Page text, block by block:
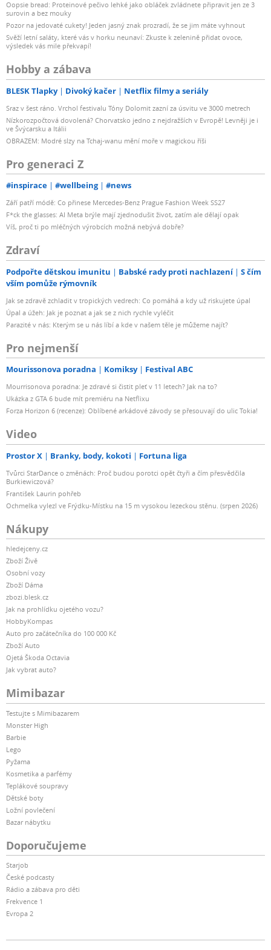
Oopsie bread: Proteinové pečivo lehké jako obláček zvládnete připravit jen ze 3
surovin a bez mouky
Pozor na jedovaté cukety! Jeden jasný znak prozradí, že se jim máte vyhnout
Svěží letní saláty, které vás v horku neunaví: Zkuste k zelenině přidat ovoce,
výsledek vás mile překvapí!
Hobby a zábava
BLESK Tlapky Divoký kačer Netflix filmy a seriály
Sraz v šest ráno. Vrchol festivalu Tóny Dolomit zazní za úsvitu ve 3000 metrech
Nízkorozpočtová dovolená? Chorvatsko jedno z nejdražších v Evropě! Levněji je i
ve Švýcarsku a Itálii
OBRAZEM: Modré slzy na Tchaj-wanu mění moře v magickou říši
Pro generaci Z
#inspirace #wellbeing #news
Září patří módě: Co přinese Mercedes-Benz Prague Fashion Week SS27
F*ck the glasses: AI Meta brýle mají zjednodušit život, zatím ale dělají opak
Víš, proč ti po mléčných výrobcích možná nebývá dobře?
Zdraví
Podpořte dětskou imunitu Babské rady proti nachlazení
S čím
vším pomůže rýmovník
Jak se zdravě zchladit v tropických vedrech: Co pomáhá a kdy už riskujete úpal
Úpal a úžeh: Jak je poznat a jak se z nich rychle vyléčit
Parazité v nás: Kterým se u nás líbí a kde v našem těle je můžeme najít?
Pro nejmenší
Mourissonova poradna Komiksy Festival ABC
Mourrisonova poradna: Je zdravé si čistit pleť v 11 letech? Jak na to?
Ukázka z GTA 6 bude mít premiéru na Netflixu
Forza Horizon 6 (recenze): Oblíbené arkádové závody se přesouvají do ulic Tokia!
Video
Prostor X Branky, body, kokoti Fortuna liga
Tvůrci StarDance o změnách: Proč budou porotci opět čtyři a čím přesvědčila
Burkiewiczová?
František Laurin pohřeb
Ochmelka vylezl ve Frýdku-Místku na 15 m vysokou lezeckou stěnu. (srpen 2026)
Nákupy
hledejceny.cz
Zboží Živě
Osobní vozy
Zboží Dáma
zbozi.blesk.cz
Jak na prohlídku ojetého vozu?
HobbyKompas
Auto pro začátečníka do 100 000 Kč
Zboží Auto
Ojetá Škoda Octavia
Jak vybrat auto?
Mimibazar
Testujte s Mimibazarem
Monster High
Barbie
Lego
Pyžama
Kosmetika a parfémy
Teplákové soupravy
Dětské boty
Ložní povlečení
Bazar nábytku
Doporučujeme
Starjob
České podcasty
Rádio a zábava pro děti
Frekvence 1
Evropa 2